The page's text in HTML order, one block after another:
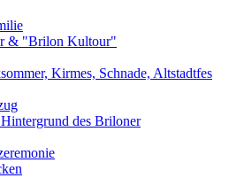
& "Brilon Kultour"
Kirmes, Schnade, Altstadtfes
des Briloner